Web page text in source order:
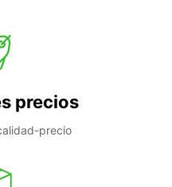
precios
precio